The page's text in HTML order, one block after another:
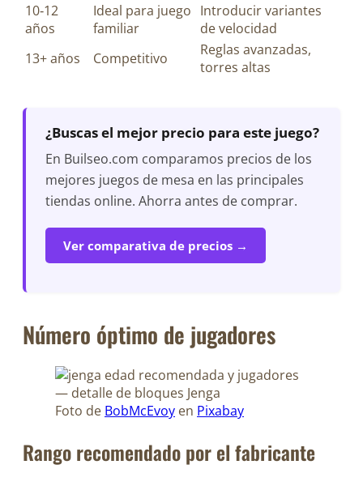
10‑12
años
Ideal para juego
familiar
Introducir variantes
de velocidad
13+ años
Competitivo
Reglas avanzadas,
torres altas
¿Buscas el mejor precio para este juego?
En Builseo.com comparamos precios de los
mejores juegos de mesa en las principales
tiendas online. Ahorra antes de comprar.
Ver comparativa de precios →
Número óptimo de jugadores
Foto de BobMcEvoy en Pixabay
Rango recomendado por el fabricante